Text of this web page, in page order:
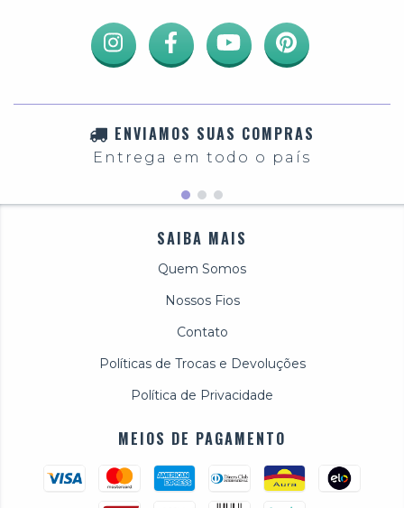
ENVIAMOS SUAS COMPRAS
Entrega em todo o país
SAIBA MAIS
Quem Somos
Nossos Fios
Contato
Políticas de Trocas e Devoluções
Política de Privacidade
MEIOS DE PAGAMENTO